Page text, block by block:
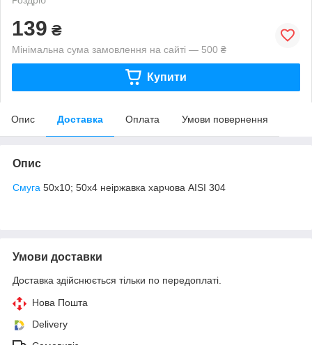
139 ₴
Мінімальна сума замовлення на сайті — 500 ₴
Купити
Опис Доставка Оплата Умови повернення
Опис
Смуга 50х10; 50х4 неіржавка харчова AISI 304
Умови доставки
Доставка здійснюється тільки по передоплаті.
Нова Пошта
Delivery